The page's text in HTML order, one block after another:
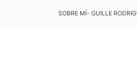
SOBRE MÍ- GUILLE